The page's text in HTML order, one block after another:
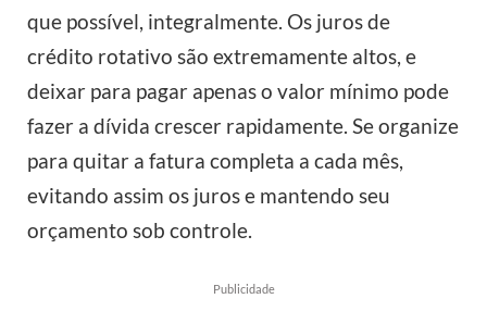
que possível, integralmente. Os juros de
crédito rotativo são extremamente altos, e
deixar para pagar apenas o valor mínimo pode
fazer a dívida crescer rapidamente. Se organize
para quitar a fatura completa a cada mês,
evitando assim os juros e mantendo seu
orçamento sob controle.
Publicidade